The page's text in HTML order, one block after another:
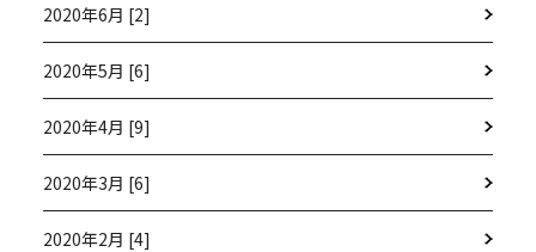
2020年6月 [2]
2020年5月 [6]
2020年4月 [9]
2020年3月 [6]
2020年2月 [4]